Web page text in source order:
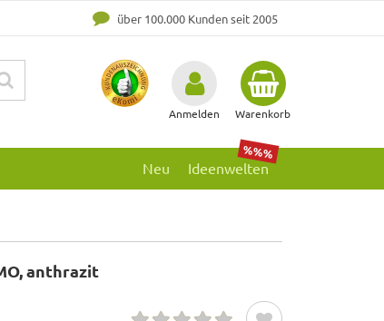
über 100.000 Kunden seit 2005
Anmelden Warenkorb
Ideenwelten
%%%
Neu
anthrazit